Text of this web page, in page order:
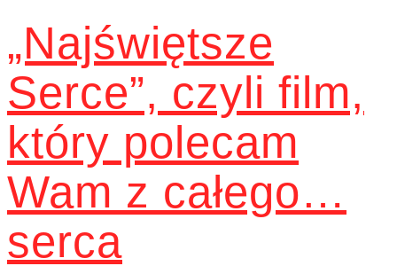
„Najświętsze
Serce”, czyli film,
który polecam
Wam z całego…
serca